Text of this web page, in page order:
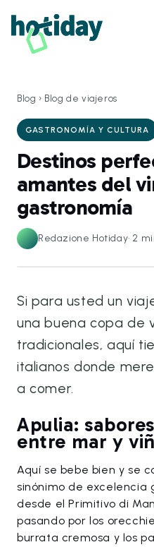
Blog › Blog de viajeros
GASTRONOMÍA Y CULTURA
Destinos
amantes del
gastronomía
Redazione Hotiday· 2
Si para usted un
una buena copa de
tradicionales, aquí
italianos donde
a comer.
Apulia:
entre mar y
Aquí se bebe bien y se
sinónimo de excelencia
desde el Primitivo di
pasando por los
burrata cremosa y los